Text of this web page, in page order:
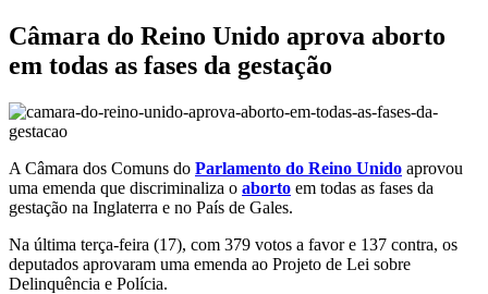
Câmara do Reino Unido aprova aborto
em todas as fases da gestação
A Câmara dos Comuns do Parlamento do Reino Unido aprovou
uma emenda que discriminaliza o aborto em todas as fases da
gestação na Inglaterra e no País de Gales.
Na última terça-feira (17), com 379 votos a favor e 137 contra, os
deputados aprovaram uma emenda ao Projeto de Lei sobre
Delinquência e Polícia.